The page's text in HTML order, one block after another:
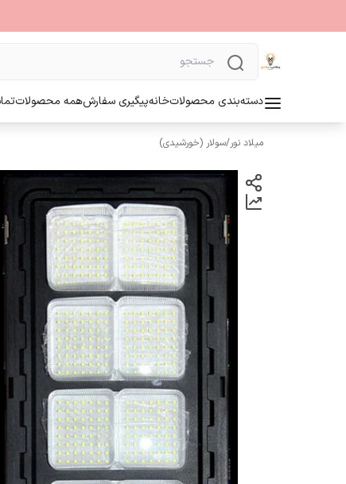
دسته‌بندی محصولاتخانهپیگیری سفارشهمه محصولات
میلاد نور/سولار (خورشیدی)